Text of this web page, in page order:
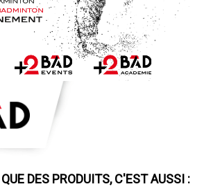
DES PRODUITS, C'EST AUSSI :